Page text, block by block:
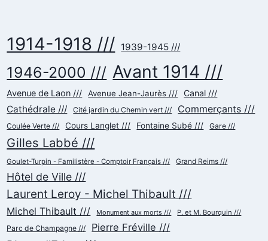
1914-1918 /// 1939-1945 ///
1946-2000 /// Avant 1914 ///
Avenue de Laon /// Avenue Jean-Jaurès /// Canal ///
Cathédrale /// Cité jardin du Chemin vert /// Commerçants ///
Coulée Verte /// Cours Langlet /// Fontaine Subé /// Gare ///
Gilles Labbé ///
Goulet-Turpin - Familistère - Comptoir Français /// Grand Reims ///
Hôtel de Ville ///
Laurent Leroy - Michel Thibault ///
Michel Thibault /// Monument aux morts /// P. et M. Bourquin ///
Parc de Champagne /// Pierre Fréville ///